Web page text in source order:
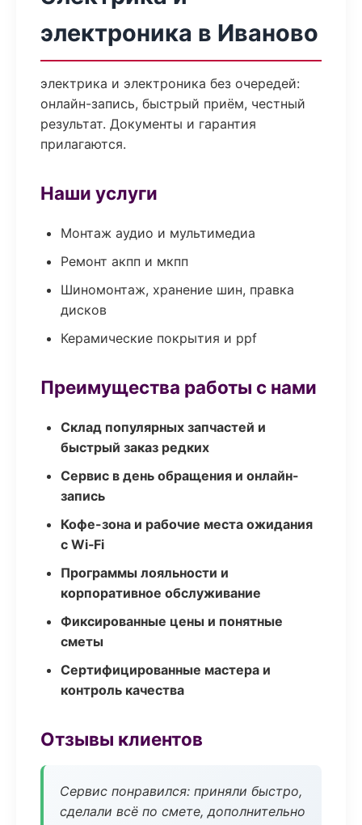
электроника в Иваново
электрика и электроника без очередей:
онлайн-запись, быстрый приём, честный
результат. Документы и гарантия
прилагаются.
Наши услуги
Монтаж аудио и мультимедиа
Ремонт акпп и мкпп
Шиномонтаж, хранение шин, правка
дисков
Керамические покрытия и ppf
Преимущества работы с нами
Склад популярных запчастей и
быстрый заказ редких
Сервис в день обращения и онлайн-
запись
Кофе-зона и рабочие места ожидания
с Wi‑Fi
Программы лояльности и
корпоративное обслуживание
Фиксированные цены и понятные
сметы
Сертифицированные мастера и
контроль качества
Отзывы клиентов
Сервис понравился: приняли быстро,
сделали всё по смете, дополнительно